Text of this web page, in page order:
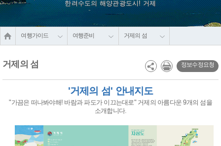
한려수도의 해양관광도시! 거제
여행가이드 여행준비 거제의 섬
거제의 섬 정보수정요청
'거제의 섬' 안내지도
"가끔은 떠나봐야해! 바람과 파도가 이끄는대로" 거제의 아름다운 9개의 섬을
소개합니다.